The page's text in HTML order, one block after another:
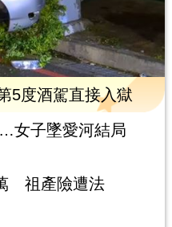
5度酒駕直接入獄
女子墜愛河結局
祖產險遭法